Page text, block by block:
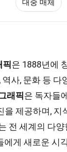
대중 매체
픽은 1888년에
역사, 문화 등 다
래픽은 독자들
을 제공하며, 지
전 세계의 다
에게 새로운 시